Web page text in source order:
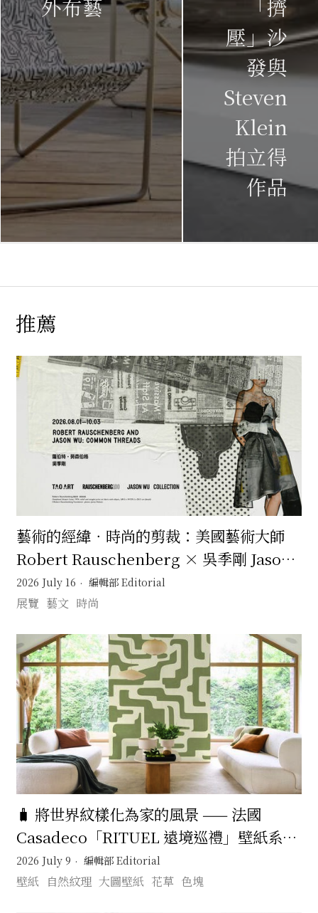
外布藝
「擠
壓」沙
發與
Steven
Klein
拍立得
作品
推薦
藝術的經緯．時尚的剪裁：美國藝術大師
Robert Rauschenberg × 吳季剛 Jason
Wu 一場跨越半世紀的靈感交會
2026 July 16 編輯部 Editorial
展覽 藝文 時尚
🧳 將世界紋樣化為家的風景 —— 法國
Casadeco「RITUEL 遠境巡禮」壁紙系列
在日常裡展開一場無需遠行的文化旅程 🚂
2026 July 9 編輯部 Editorial
壁紙 自然紋理 大圖壁紙 花草 色塊